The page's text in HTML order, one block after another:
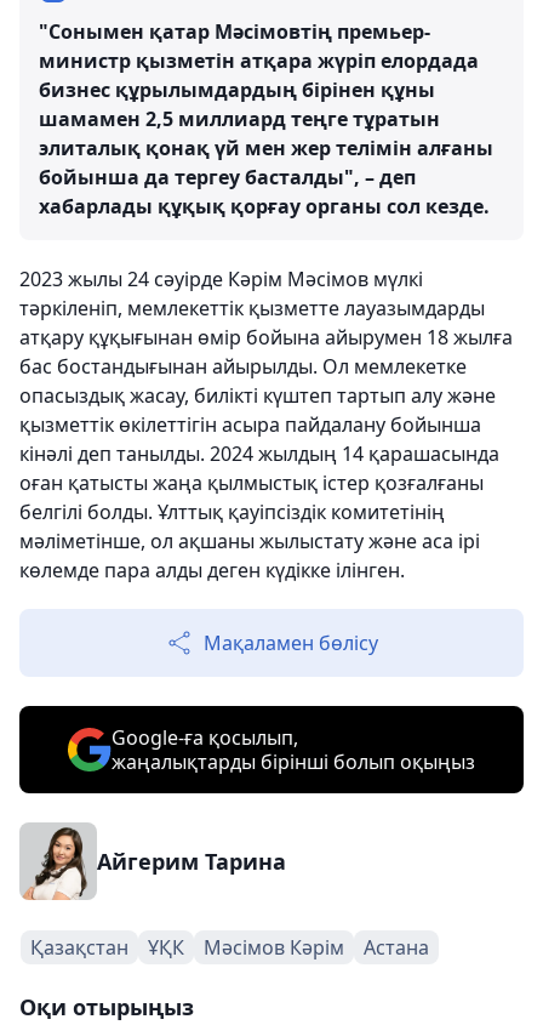
"Сонымен қатар Мәсімовтің премьер-
министр қызметін атқара жүріп елордада
бизнес құрылымдардың бірінен құны
шамамен 2,5 миллиард теңге тұратын
элиталық қонақ үй мен жер телімін алғаны
бойынша да тергеу басталды", – деп
хабарлады құқық қорғау органы сол кезде.
2023 жылы 24 сәуірде Кәрім Мәсімов мүлкі
тәркіленіп, мемлекеттік қызметте лауазымдарды
атқару құқығынан өмір бойына айырумен 18 жылға
бас бостандығынан айырылды. Ол мемлекетке
опасыздық жасау, билікті күштеп тартып алу және
қызметтік өкілеттігін асыра пайдалану бойынша
кінәлі деп танылды. 2024 жылдың 14 қарашасында
оған қатысты жаңа қылмыстық істер қозғалғаны
белгілі болды. Ұлттық қауіпсіздік комитетінің
мәліметінше, ол ақшаны жылыстату және аса ірі
көлемде пара алды деген күдікке ілінген.
Мақаламен бөлісу
Google-ға қосылып,
жаңалықтарды бірінші болып оқыңыз
Айгерим Тарина
Қазақстан ҰҚК Мәсімов Кәрім Астана
Оқи отырыңыз